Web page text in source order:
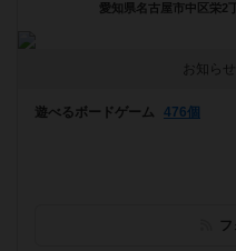
愛知県名古屋市中区栄2
お知ら
遊べるボードゲーム 476個